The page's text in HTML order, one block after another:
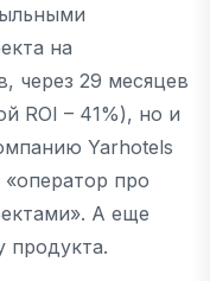
на
через 29 месяцев
ROI – 41%), но и
Yarhotels
про
А еще
продукта.